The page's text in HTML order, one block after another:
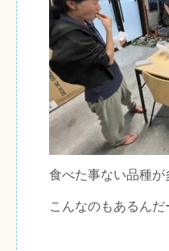
食べた事ない品種が
こんなのもあるん